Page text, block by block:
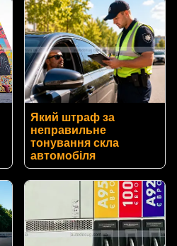
Який штраф за
неправильне
тонування скла
автомобіля